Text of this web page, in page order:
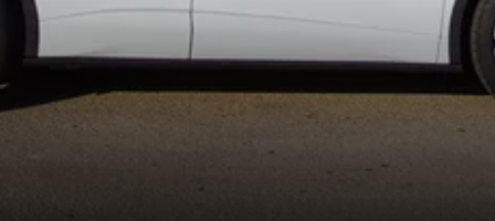
Standorte